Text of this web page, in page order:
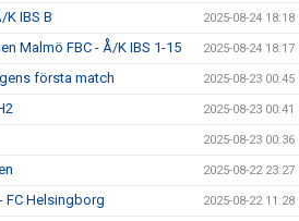
K IBS B 2025-08-24 18:18
Malmö FBC - Å/K IBS 1-15 2025-08-24 18:17
första match 2025-08-23 00:45
2025-08-23 00:41
2025-08-23 00:36
2025-08-22 23:27
FC Helsingborg 2025-08-22 11:28